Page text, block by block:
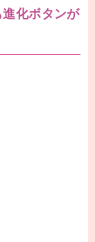
化ボタンが